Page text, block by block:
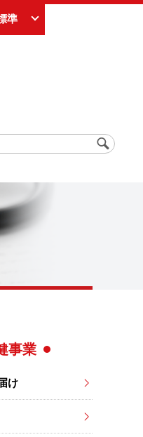
準
事業
け